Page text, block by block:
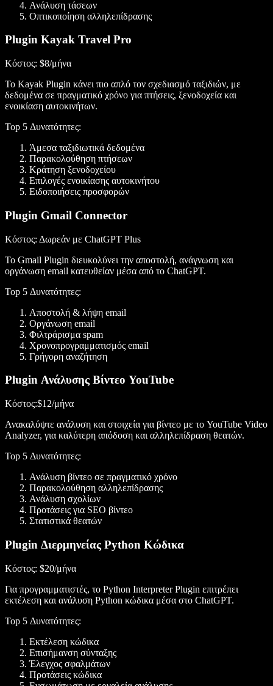
Ανάλυση τάσεων
Οπτικοποίηση αλληλεπίδρασης
Plugin Kayak Travel Pro
Κόστος: $8/μήνα
Το Kayak Plugin κάνει πιο απλό τον σχεδιασμό ταξιδιών, με
δεδομένα σε πραγματικό χρόνο για πτήσεις, ξενοδοχεία και
ενοικίαση αυτοκινήτων.
Top 5 Δυνατότητες:
Άμεσα ταξιδιωτικά δεδομένα
Παρακολούθηση πτήσεων
Κράτηση ξενοδοχείου
Επιλογές ενοικίασης αυτοκινήτου
Ειδοποιήσεις προσφορών
Plugin Gmail Connector
Κόστος: Δωρεάν με ChatGPT Plus
Το Gmail Plugin διευκολύνει την αποστολή, ανάγνωση και
οργάνωση email κατευθείαν μέσα από το ChatGPT.
Top 5 Δυνατότητες:
Αποστολή & λήψη email
Οργάνωση email
Φιλτράρισμα spam
Χρονοπρογραμματισμός email
Γρήγορη αναζήτηση
Plugin Ανάλυσης Βίντεο YouTube
Κόστος:$12/μήνα
Ανακαλύψτε ανάλυση και στοιχεία για βίντεο με το YouTube Video
Analyzer, για καλύτερη απόδοση και αλληλεπίδραση θεατών.
Top 5 Δυνατότητες:
Ανάλυση βίντεο σε πραγματικό χρόνο
Παρακολούθηση αλληλεπίδρασης
Ανάλυση σχολίων
Προτάσεις για SEO βίντεο
Στατιστικά θεατών
Plugin Διερμηνείας Python Κώδικα
Κόστος: $20/μήνα
Για προγραμματιστές, το Python Interpreter Plugin επιτρέπει
εκτέλεση και ανάλυση Python κώδικα μέσα στο ChatGPT.
Top 5 Δυνατότητες:
Εκτέλεση κώδικα
Επισήμανση σύνταξης
Έλεγχος σφαλμάτων
Προτάσεις κώδικα